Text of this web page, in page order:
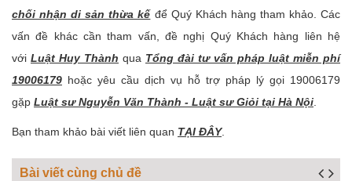
chối nhận di sản thừa kếđể Quý Khách hàng tham khảo. Các
vấn đề khác cần tham vấn, đề nghị Quý Khách hàng liên hệ
với Luật Huy Thành qua Tổng đài tư vấn pháp luật miễn phí
19006179 hoặc yêu cầu dịch vụ hỗ trợ pháp lý gọi 19006179
gặp Luật sư Nguyễn Văn Thành - Luật sư Giỏi tại Hà Nội.
Bạn tham khảo bài viết liên quan TẠI ĐÂY.
Bài viết cùng chủ đề